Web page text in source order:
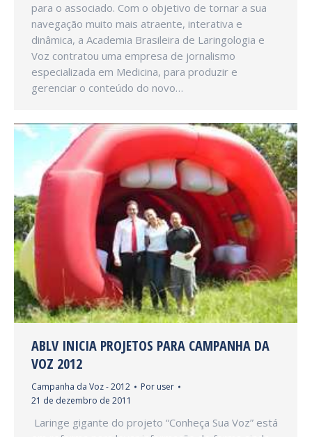
para o associado. Com o objetivo de tornar a sua
navegação muito mais atraente, interativa e
dinâmica, a Academia Brasileira de Laringologia e
Voz contratou uma empresa de jornalismo
especializada em Medicina, para produzir e
gerenciar o conteúdo do novo…
ABLV INICIA PROJETOS PARA CAMPANHA DA
VOZ 2012
Campanha da Voz - 2012 Por user
21 de dezembro de 2011
Laringe gigante do projeto “Conheça Sua Voz” está